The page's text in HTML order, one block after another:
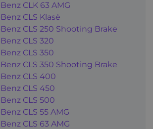
CLK 63 AMG
CLS Klasė
CLS 250 Shooting Brake
CLS 320
CLS 350
CLS 350 Shooting Brake
CLS 400
CLS 450
CLS 500
CLS 55 AMG
CLS 63 AMG